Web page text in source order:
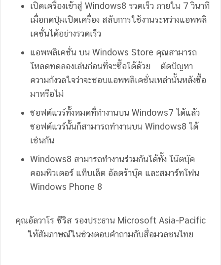
เปิดเครื่องเข้าสู่ Windows8 รวดเร็ว ภายใน 7 วินาที
เมื่อกดปุ่มเปิดเครื่อง สลับการใช้งานระหว่างแอพพลิ
เคชั่นได้อย่างรวดเร็ว
แอพพลิเคชั่น บน Windows Store คุณสามารถ
โหลดทดลองเล่นก่อนที่จะซื้อได้ด้วย ตัดปัญหา
ความกังวลใจว่าจะชอบแอพพลิเคชั่นเหล่านั้นหลังซื้อ
มาหรือไม่
ซอฟต์แวร์ทั้งหมดที่ทำงานบน Windows7 ได้แล้ว
ซอฟต์แวร์นั้นก็สามารถทำงานบน Windows8 ได้
เช่นกัน
Windows8 สามารถทำงานร่วมกันได้ทั้ง โน๊ตบุ๊ค
คอมพิวเตอร์ แท็บเล็ต อัลตร้าบุ๊ค และสมาร์ทโฟน
Windows Phone 8
คุณอัลวาโร ซีริส รองประธาน Microsoft Asia-Pacific
ให้สัมภาษณ์ในช่วงตอบคำถามกับสื่อมวลชนไทย